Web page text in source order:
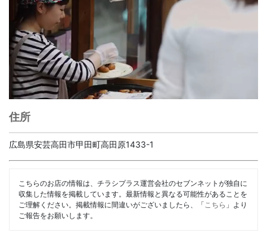
住所
広島県安芸高田市甲田町高田原1433-1
こちらのお店の情報は、チラシプラス運営会社のセブンネットが独自に
収集した情報を掲載しています。最新情報と異なる可能性があることを
ご理解ください。掲載情報に間違いがございましたら、「 こちら 」より
ご報告をお願いします。